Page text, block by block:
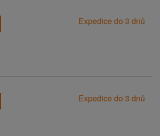
Expedice do 3 dnů
Expedice do 3 dnů